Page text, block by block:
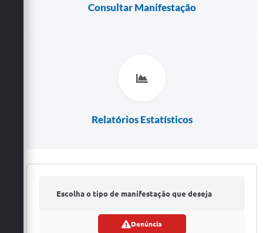
Questionário de Mapeamento Cultural
Fundo Social de Solidariedade de Iepê
Mapa de estradas rurais
Orçamento Participativo
Consultar Manifestação
Relatórios Estatísticos
Escolha o tipo de manifestação que deseja
Denúncia